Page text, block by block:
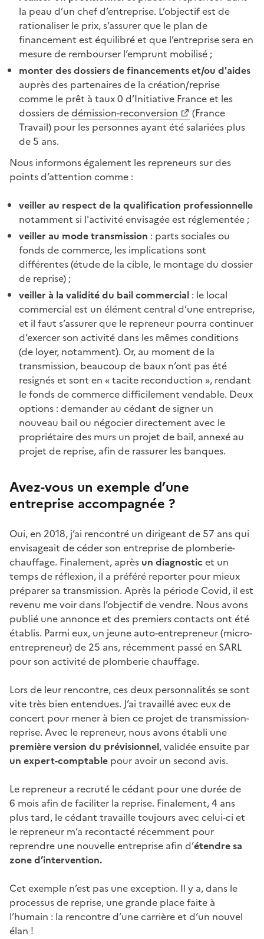
la peau d’un chef d’entreprise. L’objectif est de
rationaliser le prix, s’assurer que le plan de
financement est équilibré et que l’entreprise sera en
mesure de rembourser l’emprunt mobilisé ;
monter des dossiers de financements et/ou d'aides
auprès des partenaires de la création/reprise
comme le prêt à taux 0 d’Initiative France et les
dossiers dedémission-reconversion
(France
Travail) pour les personnes ayant été salariées plus
de 5 ans.
Nous informons également les repreneurs sur des
points d’attention comme :
veiller au respect de la qualification professionnelle
notamment si l'activité envisagée est réglementée ;
veiller au mode transmission : parts sociales ou
fonds de commerce, les implications sont
différentes (étude de la cible, le montage du dossier
de reprise) ;
veiller à la validité du bail commercial : le local
commercial est un élément central d’une entreprise,
et il faut s’assurer que le repreneur pourra continuer
d’exercer son activité dans les mêmes conditions
(de loyer, notamment). Or, au moment de la
transmission, beaucoup de baux n’ont pas été
resignés et sont en « tacite reconduction », rendant
le fonds de commerce difficilement vendable. Deux
options : demander au cédant de signer un
nouveau bail ou négocier directement avec le
propriétaire des murs un projet de bail, annexé au
projet de reprise, afin de rassurer les banques.
Avez-vous un exemple d’une
entreprise accompagnée ?
Oui, en 2018, j’ai rencontré un dirigeant de 57 ans qui
envisageait de céder son entreprise de plomberie-
chauffage. Finalement, après un diagnosticet un
temps de réflexion, il a préféré reporter pour mieux
préparer sa transmission. Après la période Covid, il est
revenu me voir dans l’objectif de vendre. Nous avons
publié une annonce et des premiers contacts ont été
établis. Parmi eux, un jeune auto-entrepreneur (micro-
entrepreneur) de 25 ans, récemment passé en SARL
pour son activité de plomberie chauffage.
Lors de leur rencontre, ces deux personnalités se sont
vite très bien entendues. J’ai travaillé avec eux de
concert pour mener à bien ce projet de transmission-
reprise. Avec le repreneur, nous avons établi une
première version du prévisionnel, validée ensuite par
un expert-comptable pour avoir un second avis.
Le repreneur a recruté le cédant pour une durée de
6 mois afin de faciliter la reprise. Finalement, 4 ans
plus tard, le cédant travaille toujours avec celui-ci et
le repreneur m’a recontacté récemment pour
reprendre une nouvelle entreprise afin d’étendre sa
zone d’intervention.
Cet exemple n’est pas une exception. Il y a, dans le
processus de reprise, une grande place faite à
l’humain : la rencontre d’une carrière et d’un nouvel
élan !